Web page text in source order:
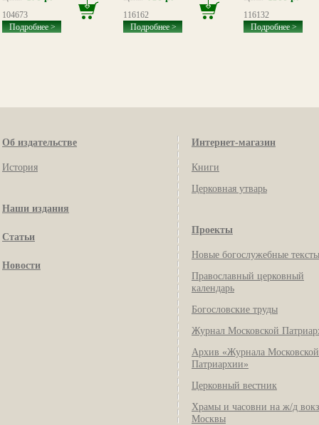
104673
Подробнее >
116162
Подробнее >
116132
Подробнее >
Об издательстве
История
Наши издания
Статьи
Новости
Интернет-магазин
Книги
Церковная утварь
Проекты
Новые богослужебные тексты
Православный церковный
календарь
Богословские труды
Журнал Московской
Архив «Журнала Московской
Патриархии»
Церковный вестник
Храмы и часовни на ж/д
Москвы